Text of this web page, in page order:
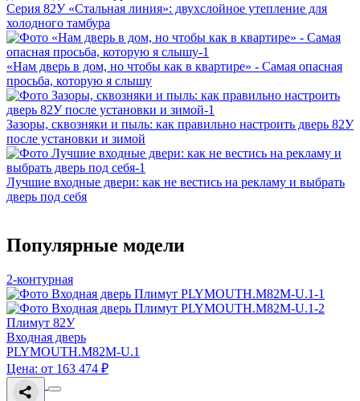
Серия 82У «Стальная линия»: двухслойное утепление для
холодного тамбура
«Нам дверь в дом, но чтобы как в квартире» - Самая опасная
просьба, которую я слышу
Зазоры, сквозняки и пыль: как правильно настроить дверь 82У
после установки и зимой
Лучшие входные двери: как не вестись на рекламу и выбрать
дверь под себя
Популярные модели
2-контурная
Плимут 82У
Входная дверь
PLYMOUTH.M82M-U.1
Цена: от 163 474 ₽